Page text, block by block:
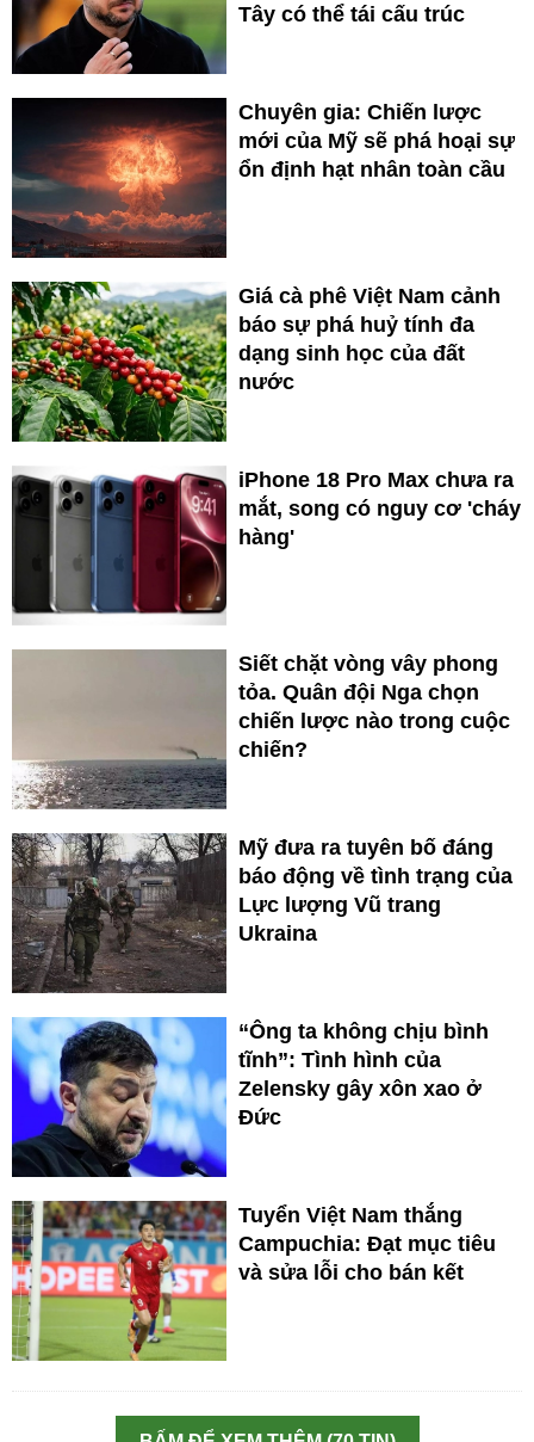
Tây có thể tái cấu trúc
Chuyên gia: Chiến lược
mới của Mỹ sẽ phá hoại sự
ổn định hạt nhân toàn cầu
Giá cà phê Việt Nam cảnh
báo sự phá huỷ tính đa
dạng sinh học của đất
nước
iPhone 18 Pro Max chưa ra
mắt, song có nguy cơ 'cháy
hàng'
Siết chặt vòng vây phong
tỏa. Quân đội Nga chọn
chiến lược nào trong cuộc
chiến?
Mỹ đưa ra tuyên bố đáng
báo động về tình trạng của
Lực lượng Vũ trang
Ukraina
“Ông ta không chịu bình
tĩnh”: Tình hình của
Zelensky gây xôn xao ở
Đức
Tuyển Việt Nam thắng
Campuchia: Đạt mục tiêu
và sửa lỗi cho bán kết